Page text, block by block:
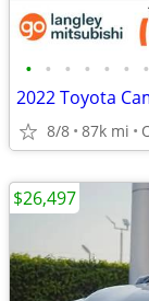
• • • • • • •
8/8 87k mi
$26,497